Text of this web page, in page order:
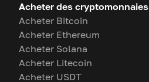
Acheter des cryptomonnaies
Acheter Bitcoin
Acheter Ethereum
Acheter Solana
Acheter Litecoin
Acheter USDT